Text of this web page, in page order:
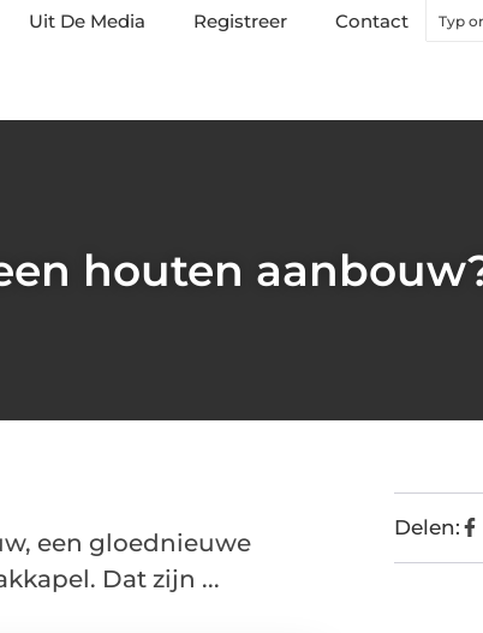
Uit De Media Registreer Contact
houten
een gloednieuwe
Dat zijn ...
Delen: